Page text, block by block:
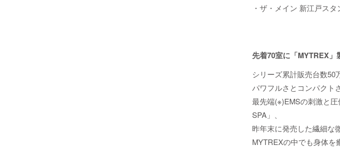
・ザ・メイン 新江戸スタ
先着70室に「MYTREX」
シリーズ累計販売台数50
パワフルさとコンパクト
最先端(※)EMSの刺激と
SPA」、
昨年末に発売した繊細な
MYTREXの中でも身体を